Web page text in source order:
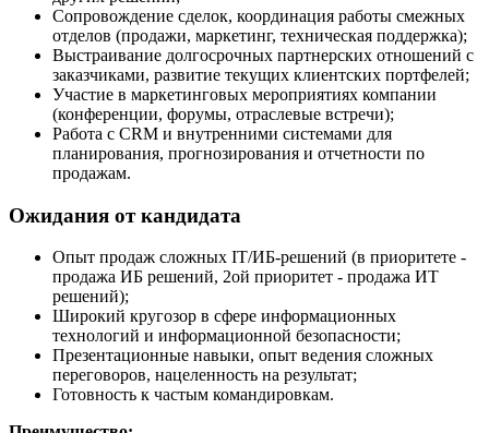
Сопровождение сделок, координация работы смежных
отделов (продажи, маркетинг, техническая поддержка);
Выстраивание долгосрочных партнерских отношений с
заказчиками, развитие текущих клиентских портфелей;
Участие в маркетинговых мероприятиях компании
(конференции, форумы, отраслевые встречи);
Работа с CRM и внутренними системами для
планирования, прогнозирования и отчетности по
продажам.
Ожидания от кандидата
Опыт продаж сложных IT/ИБ-решений (в приоритете -
продажа ИБ решений, 2ой приоритет - продажа ИТ
решений);
Широкий кругозор в сфере информационных
технологий и информационной безопасности;
Презентационные навыки, опыт ведения сложных
переговоров, нацеленность на результат;
Готовность к частым командировкам.